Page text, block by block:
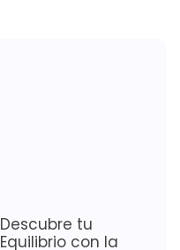
Descubre tu
Equilibrio con la